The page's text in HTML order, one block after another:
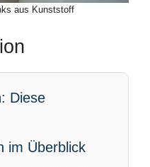
aus Kunststoff
Diese
im Überblick